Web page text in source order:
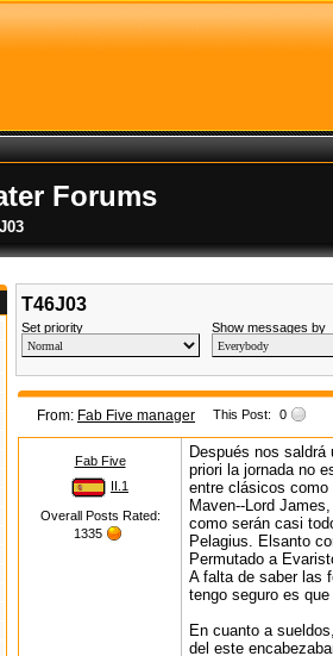
Forums
T46J03
Set priority Show messages by
From: Fab Five manager This Post: 0
Fab Five
II.1
Overall Posts Rated:
1335
Después nos
priori la jornada no
entre clásicos como
Maven--Lord
como serán casi
Pelagius. Elsanto
Permutado a
A falta de saber las
tengo seguro es
En cuanto a
del este